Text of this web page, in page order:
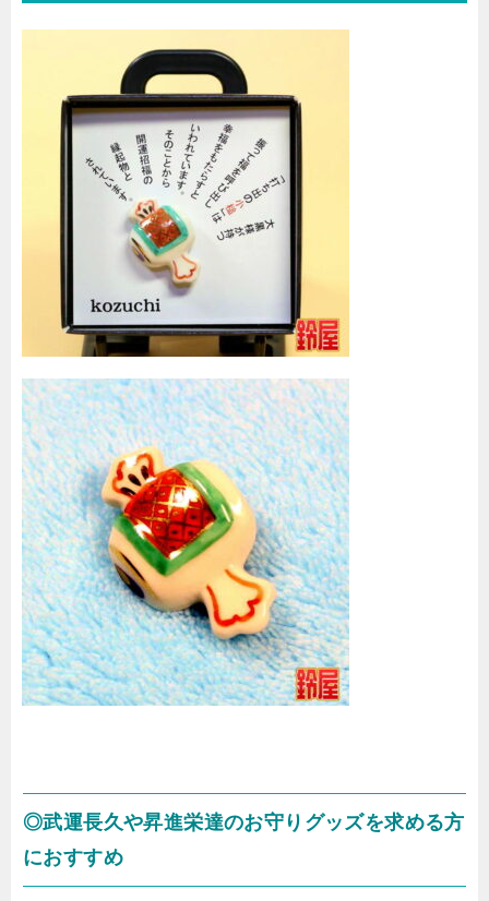
◎武運長久や昇進栄達のお守りグッズを求める方
におすすめ